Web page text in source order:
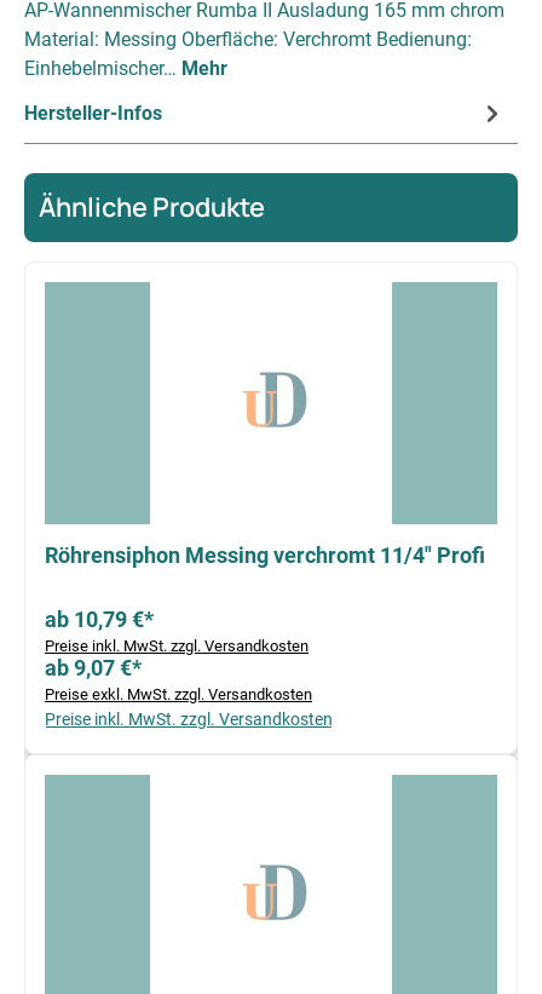
AP-Wannenmischer Rumba II Ausladung 165 mm chrom
Material: Messing Oberfläche: Verchromt Bedienung:
Einhebelmischer… Mehr
Hersteller-Infos
Ähnliche Produkte
Röhrensiphon Messing verchromt 11/4" Profi
ab 10,79 €*
Preise inkl. MwSt. zzgl. Versandkosten
ab 9,07 €*
Preise exkl. MwSt. zzgl. Versandkosten
Preise inkl. MwSt. zzgl. Versandkosten